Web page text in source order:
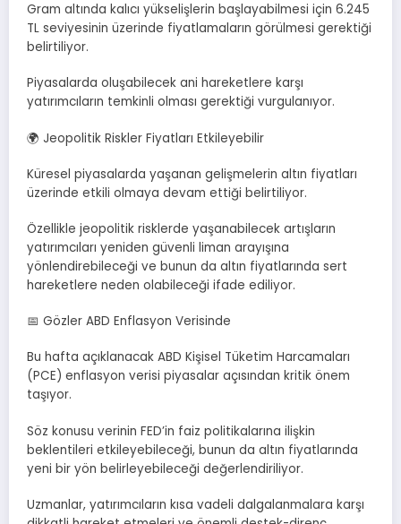
Gram altında kalıcı yükselişlerin başlayabilmesi için 6.245
TL seviyesinin üzerinde fiyatlamaların görülmesi gerektiği
belirtiliyor.
Piyasalarda oluşabilecek ani hareketlere karşı
yatırımcıların temkinli olması gerektiği vurgulanıyor.
🌍 Jeopolitik Riskler Fiyatları Etkileyebilir
Küresel piyasalarda yaşanan gelişmelerin altın fiyatları
üzerinde etkili olmaya devam ettiği belirtiliyor.
Özellikle jeopolitik risklerde yaşanabilecek artışların
yatırımcıları yeniden güvenli liman arayışına
yönlendirebileceği ve bunun da altın fiyatlarında sert
hareketlere neden olabileceği ifade ediliyor.
📅 Gözler ABD Enflasyon Verisinde
Bu hafta açıklanacak ABD Kişisel Tüketim Harcamaları
(PCE) enflasyon verisi piyasalar açısından kritik önem
taşıyor.
Söz konusu verinin FED’in faiz politikalarına ilişkin
beklentileri etkileyebileceği, bunun da altın fiyatlarında
yeni bir yön belirleyebileceği değerlendiriliyor.
Uzmanlar, yatırımcıların kısa vadeli dalgalanmalara karşı